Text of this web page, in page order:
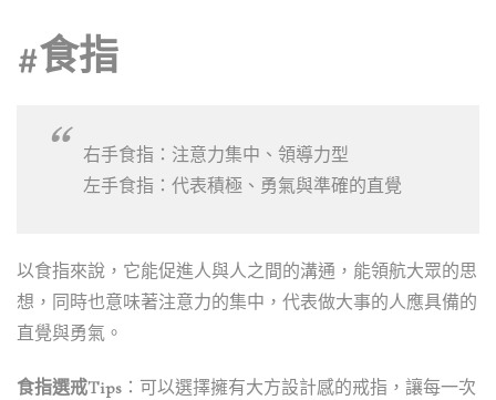
#食指
右手食指：注意力集中、領導力型
左手食指：代表積極、勇氣與準確的直覺
以食指來說，它能促進人與人之間的溝通，能領航大眾的思
想，同時也意味著注意力的集中，代表做大事的人應具備的
直覺與勇氣。
食指選戒Tips ：可以選擇擁有大方設計感的戒指，讓每一次